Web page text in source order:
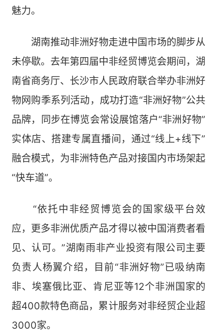
魅力。
湖南推动非洲好物走进中国市场的脚步从
未停歇。去年第四届中非经贸博览会期间，湖
南省商务厅、长沙市人民政府联合举办非洲好
物网购季系列活动，成功打造“非洲好物”公共
品牌，同步在博览会常设展馆落户“非洲好物”
实体店、搭建专属直播间，通过“线上+线下”
融合模式，为非洲特色产品对接国内市场架起
“快车道”。
“依托中非经贸博览会的国家级平台效
应，更多非洲优质产品才得以被中国消费者看
见、认可。”湖南雨非产业投资有限公司主要
负责人杨翼介绍，目前“非洲好物”已吸纳南
非、埃塞俄比亚、肯尼亚等12个非洲国家的
超400款特色商品，累计服务对非经贸企业超
3000家。